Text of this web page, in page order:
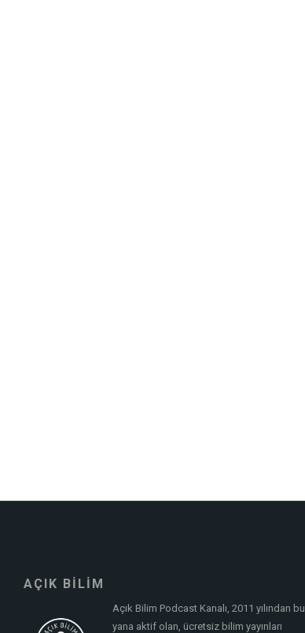
AÇIK BİLİM
Açık Bilim Podcast Kanalı, 2011 yılından bu
yana aktif olan, ücretsiz bilim yayınları